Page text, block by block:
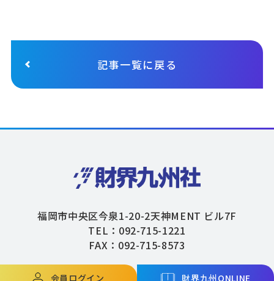
記事一覧に戻る
会員ログイン 財界九州ONLINE
福岡市中央区今泉1-20-2天神MENT ビル7F
TEL：092-715-1221
FAX：092-715-8573